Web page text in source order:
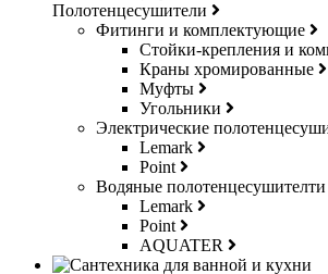
Полотенцесушители
Фитинги и комплектующие
Стойки-крепления и
Краны хромированные
Муфты
Угольники
Электрические
Lemark
Point
Водяные полотенцесушителти
Lemark
Point
AQUATER